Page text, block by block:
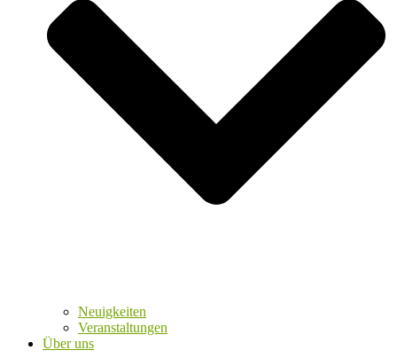
Neuigkeiten
Veranstaltungen
Über uns